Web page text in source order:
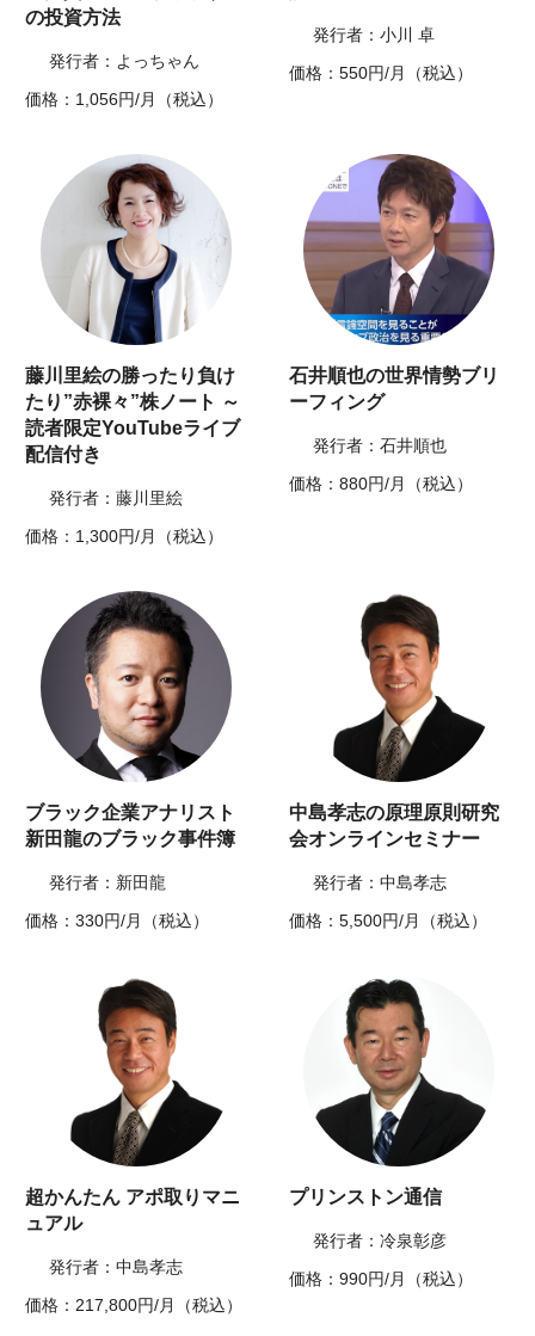
の投資方法
発行者：よっちゃん
価格：1,056円/月（税込）
発行者：小川 卓
価格：550円/月（税込）
藤川里絵の勝ったり負け
たり”赤裸々”株ノート ～
読者限定YouTubeライブ
配信付き
発行者：藤川里絵
価格：1,300円/月（税込）
石井順也の世界情勢ブリ
ーフィング
発行者：石井順也
価格：880円/月（税込）
ブラック企業アナリスト
新田龍のブラック事件簿
発行者：新田龍
価格：330円/月（税込）
中島孝志の原理原則研究
会オンラインセミナー
発行者：中島孝志
価格：5,500円/月（税込）
超かんたん アポ取りマニ
ュアル
発行者：中島孝志
価格：217,800円/月（税込）
プリンストン通信
発行者：冷泉彰彦
価格：990円/月（税込）